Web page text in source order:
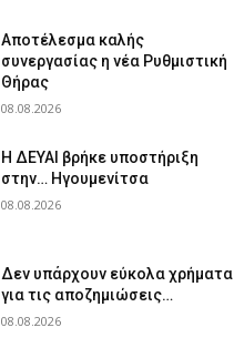
Αποτέλεσμα καλής
συνεργασίας η νέα Ρυθμιστική
Θήρας
08.08.2026
Η ΔΕΥΑΙ βρήκε υποστήριξη
στην… Ηγουμενίτσα
08.08.2026
Δεν υπάρχουν εύκολα χρήματα
για τις αποζημιώσεις…
08.08.2026